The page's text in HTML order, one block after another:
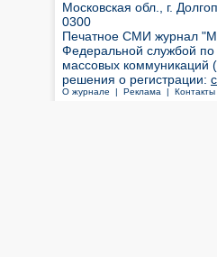
Московская обл., г.
0300
Печатное СМИ журнал
Федеральной службой
массовых коммуникаций
решения о регистрации:
О журнале | Реклама | Контакты